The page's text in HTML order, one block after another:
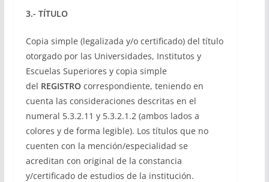
3.- TÍTULO
Copia simple (legalizada y/o certificado) del título
otorgado por las Universidades, Institutos y
Escuelas Superiores y copia simple
del REGISTROcorrespondiente, teniendo en
cuenta las consideraciones descritas en el
numeral 5.3.2.11 y 5.3.2.1.2 (ambos lados a
colores y de forma legible). Los títulos que no
cuenten con la mención/especialidad se
acreditan con original de la constancia
y/certificado de estudios de la institución.